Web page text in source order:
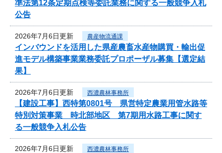
準法第12条定期点検等委託業務に関する一般競争入札
公告
2026年7月6日更新 農産物流通課
インバウンドを活用した県産農畜水産物購買・輸出促
進モデル構築事業業務委託プロポーザル募集【選定結
果】
2026年7月6日更新 西濃農林事務所
【建設工事】西特第0801号 県営特定農業用管水路等
特別対策事業 時北部地区 第7期用水路工事に関す
る一般競争入札公告
2026年7月6日更新 西濃農林事務所